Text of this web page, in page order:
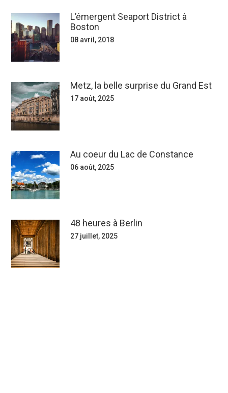
L’émergent Seaport District à
Boston
08 avril, 2018
Metz, la belle surprise du Grand Est
17 août, 2025
Au coeur du Lac de Constance
06 août, 2025
48 heures à Berlin
27 juillet, 2025